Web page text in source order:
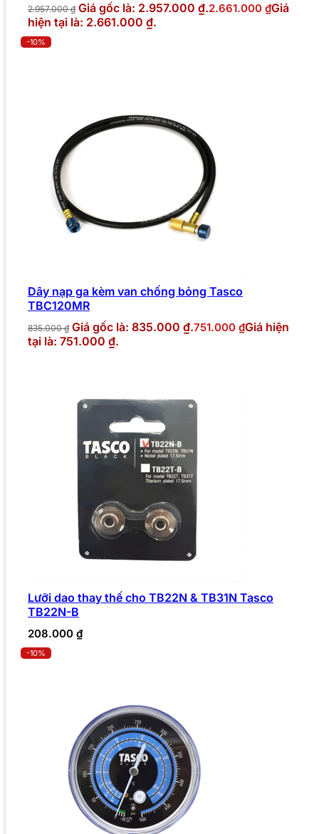
2.957.000₫ Giá gốc là: 2.957.000 ₫.2.661.000 ₫Giá
hiện tại là: 2.661.000 ₫.
-10%
Dây nạp ga kèm van chống bỏng Tasco
TBC120MR
835.000₫ Giá gốc là: 835.000 ₫.751.000 ₫Giá hiện
tại là: 751.000 ₫.
Lưỡi dao thay thế cho TB22N & TB31N Tasco
TB22N-B
208.000 ₫
-10%